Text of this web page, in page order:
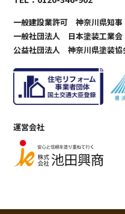
一般建設業許可 神奈川県知
一般社団法人 日本塗装工業会
公益社団法人 神奈川県塗装協
運営会社